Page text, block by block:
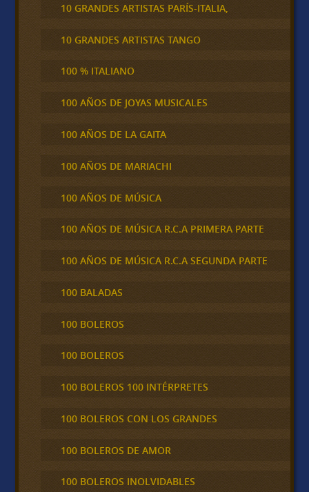
10 GRANDES ARTISTAS PARÍS-ITALIA,
10 GRANDES ARTISTAS TANGO
100 % ITALIANO
100 AÑOS DE JOYAS MUSICALES
100 AÑOS DE LA GAITA
100 AÑOS DE MARIACHI
100 AÑOS DE MÚSICA
100 AÑOS DE MÚSICA R.C.A PRIMERA PARTE
100 AÑOS DE MÚSICA R.C.A SEGUNDA PARTE
100 BALADAS
100 BOLEROS
100 BOLEROS
100 BOLEROS 100 INTÉRPRETES
100 BOLEROS CON LOS GRANDES
100 BOLEROS DE AMOR
100 BOLEROS INOLVIDABLES